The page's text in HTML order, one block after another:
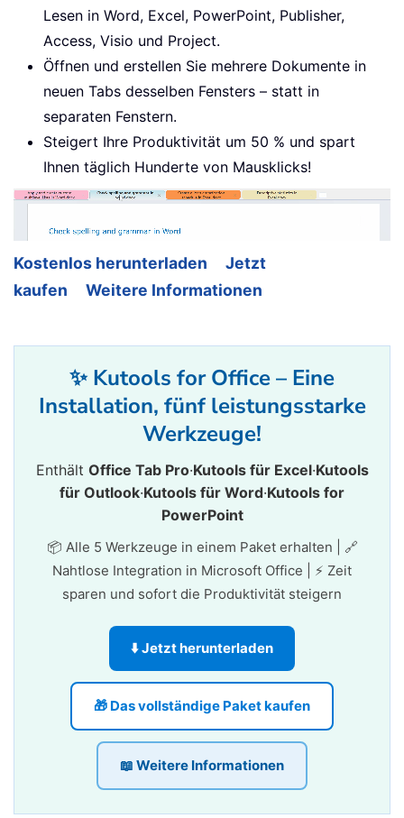
Lesen in Word, Excel, PowerPoint, Publisher,
Access, Visio und Project.
Öffnen und erstellen Sie mehrere Dokumente in
neuen Tabs desselben Fensters – statt in
separaten Fenstern.
Steigert Ihre Produktivität um 50 % und spart
Ihnen täglich Hunderte von Mausklicks!
Kostenlos herunterladen
Jetzt
kaufen
Weitere Informationen
✨ Kutools for Office – Eine
Installation, fünf leistungsstarke
Werkzeuge!
Enthält Office Tab Pro·Kutools für Excel·Kutools
für Outlook·Kutools für Word·Kutools for
PowerPoint
📦 Alle 5 Werkzeuge in einem Paket erhalten | 🔗
Nahtlose Integration in Microsoft Office | ⚡ Zeit
sparen und sofort die Produktivität steigern
⬇️ Jetzt herunterladen
🎁 Das vollständige Paket kaufen
📖 Weitere Informationen